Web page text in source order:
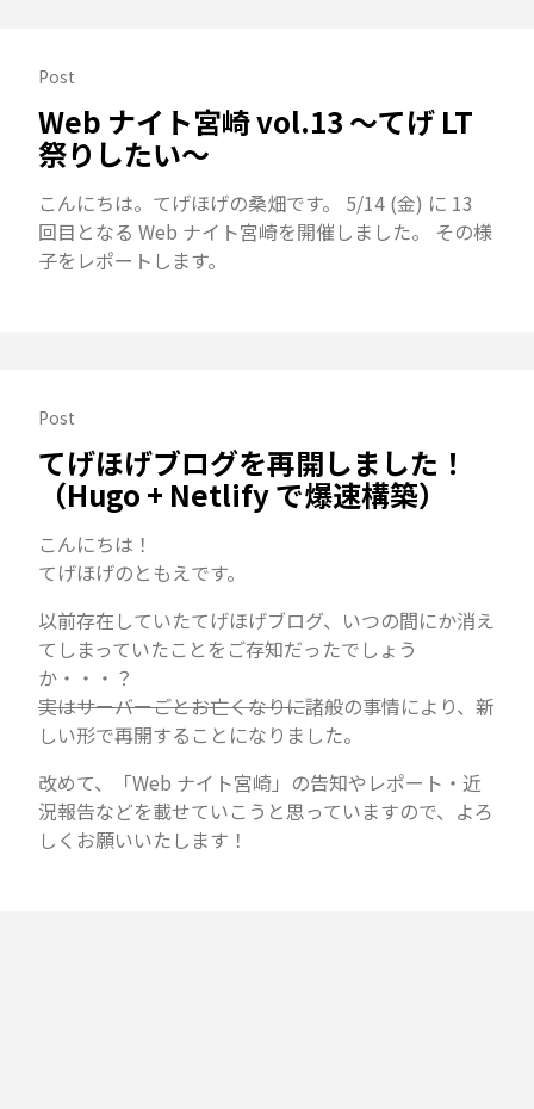
Post
Web ナイト宮崎 vol.13 〜てげ LT
祭りしたい〜
こんにちは。てげほげの桑畑です。 5/14 (金) に 13
回目となる Web ナイト宮崎を開催しました。 その様
子をレポートします。
Post
てげほげブログを再開しました！
（Hugo + Netlify で爆速構築）
こんにちは！
てげほげのともえです。
以前存在していたてげほげブログ、いつの間にか消え
てしまっていたことをご存知だったでしょう
か・・・？
実はサーバーごとお亡くなりに諸般の事情により、新
しい形で再開することになりました。
改めて、「Web ナイト宮崎」の告知やレポート・近
況報告などを載せていこうと思っていますので、よろ
しくお願いいたします！